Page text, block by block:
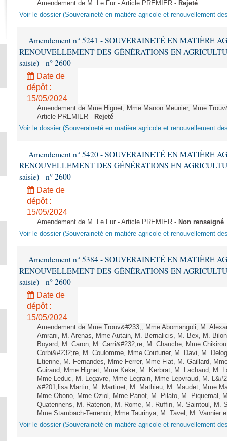
Rapports d'enquête
Rapports législatifs
Rapports sur l'application des lois
Baromètre de l’application des lois
Dossiers législatifs
Budget et sécurité sociale
Questions écrites et orales
Comptes rendus des débats
Amendement de M. Le Fur - Article PREMIER - Rejeté
Voir le dossier (Souveraineté en matière agricole et renouvellement
Amendement n° 5241 - SOUVERAINETÉ EN MATIÈRE
RENOUVELLEMENT DES GÉNÉRATIONS EN
saisie) - n° 2600
Date de
dépôt :
15/05/2024
Amendement de Mme Hignet, Mme Manon Meunier, Mme
Article PREMIER - Rejeté
Voir le dossier (Souveraineté en matière agricole et renouvellement
Amendement n° 5420 - SOUVERAINETÉ EN MATIÈRE
RENOUVELLEMENT DES GÉNÉRATIONS EN
saisie) - n° 2600
Date de
dépôt :
15/05/2024
Amendement de M. Le Fur - Article PREMIER - Non renseigné
Voir le dossier (Souveraineté en matière agricole et renouvellement
Amendement n° 5384 - SOUVERAINETÉ EN MATIÈRE
RENOUVELLEMENT DES GÉNÉRATIONS EN
saisie) - n° 2600
Date de
dépôt :
15/05/2024
Amendement de Mme Trouv&#233;, Mme Abomangoli, M.
Amrani, M. Arenas, Mme Autain, M. Bernalicis, M. Bex, M.
Boyard, M. Caron, M. Carri&#232;re, M. Chauche, Mme
Corbi&#232;re, M. Coulomme, Mme Couturier, M. Davi, M.
Etienne, M. Fernandes, Mme Ferrer, Mme Fiat, M. Gaillard,
Guiraud, Mme Hignet, Mme Keke, M. Kerbrat, M. Lachaud, M.
Mme Leduc, M. Legavre, Mme Legrain, Mme Lepvraud, M.
&#201;lisa Martin, M. Martinet, M. Mathieu, M. Maudet, Mme
Mme Obono, Mme Oziol, Mme Panot, M. Pilato, M. Piquemal,
Quatennens, M. Ratenon, M. Rome, M. Ruffin, M. Saintoul, M.
Mme Stambach-Terrenoir, Mme Taurinya, M. Tavel, M.
Voir le dossier (Souveraineté en matière agricole et renouvellement